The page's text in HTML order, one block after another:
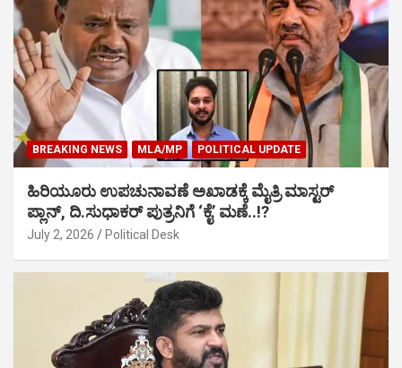
BREAKING NEWS MLA/MP POLITICAL UPDATE
ಹಿರಿಯೂರು ಉಪಚುನಾವಣೆ ಅಖಾಡಕ್ಕೆ ಮೈತ್ರಿ ಮಾಸ್ಟರ್
ಪ್ಲಾನ್, ದಿ.ಸುಧಾಕರ್ ಪುತ್ರನಿಗೆ ‘ಕೈ’ ಮಣೆ..!?
July 2, 2026 Political Desk